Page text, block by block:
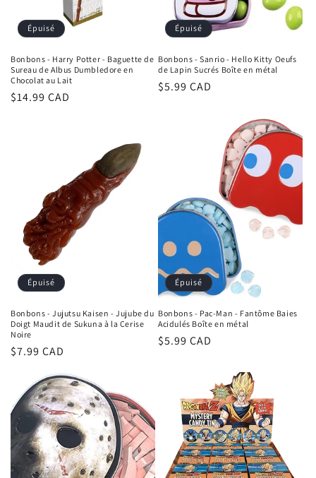
Épuisé
Bonbons - Harry Potter - Baguette de
Sureau de Albus Dumbledore en
Chocolat au Lait
Prix
$14.99 CAD
Épuisé
Bonbons - Sanrio - Hello Kitty Oeufs
de Lapin Sucrés Boîte en métal
Prix
$5.99 CAD
Épuisé
Bonbons - Jujutsu Kaisen - Jujube du
Doigt Maudit de Sukuna à la Cerise
Noire
Prix
$7.99 CAD
Épuisé
Bonbons - Pac-Man - Fantôme Baies
Acidulés Boîte en métal
Prix
$5.99 CAD